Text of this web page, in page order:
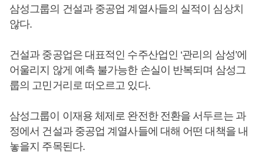
삼성그룹의 건설과 중공업 계열사들의 실적이 심상치
않다.
건설과 중공업은 대표적인 수주산업인 ‘관리의 삼성’에
어울리지 않게 예측 불가능한 손실이 반복되며 삼성그
룹의 고민거리로 떠오르고 있다.
삼성그룹이 이재용 체제로 완전한 전환을 서두르는 과
정에서 건설과 중공업 계열사들에 대해 어떤 대책을 내
놓을지 주목된다.